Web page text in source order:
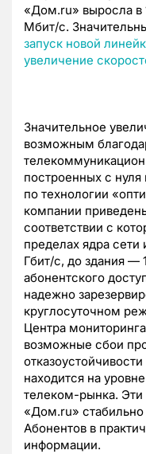
«Дом.ru» выросла в
Мбит/c.
запуск новой
увеличение
Значительное
возможным
построенных с
по технологии
компании
соответствии с
пределах ядра сети
Гбит/c, до здания —
абонентского
надежно
круглосуточном
Центра
возможные сбои
находится на
телеком-рынка. Эти
«Дом.ru» стабильно
Абонентов в
информации.